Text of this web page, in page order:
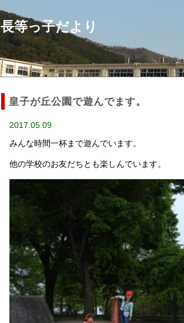
長等っ子だより
皇子が丘公園で遊んでます。
2017.05.09
みんな時間一杯まで遊んでいます。
他の学校のお友だちとも楽しんでいます。